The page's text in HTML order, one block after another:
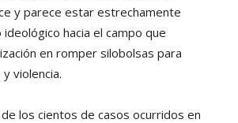
y parece estar estrechamente
ideológico hacia el campo que
en romper silobolsas para
violencia.
los cientos de casos ocurridos en